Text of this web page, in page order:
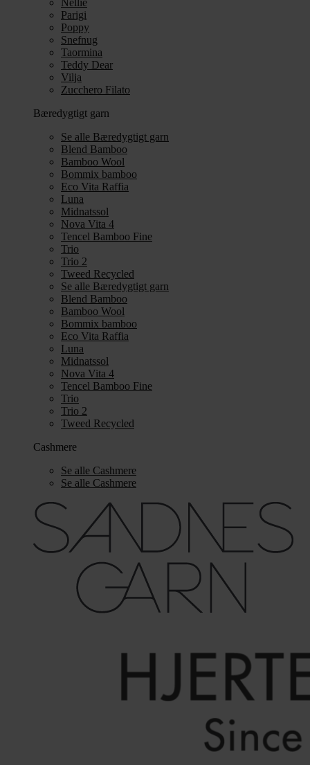
Nellie
Parigi
Poppy
Snefnug
Taormina
Teddy Dear
Vilja
Zucchero Filato
Bæredygtigt garn
Se alle Bæredygtigt garn
Blend Bamboo
Bamboo Wool
Bommix bamboo
Eco Vita Raffia
Luna
Midnatssol
Nova Vita 4
Tencel Bamboo Fine
Trio
Trio 2
Tweed Recycled
Se alle Bæredygtigt garn
Blend Bamboo
Bamboo Wool
Bommix bamboo
Eco Vita Raffia
Luna
Midnatssol
Nova Vita 4
Tencel Bamboo Fine
Trio
Trio 2
Tweed Recycled
Cashmere
Se alle Cashmere
Se alle Cashmere